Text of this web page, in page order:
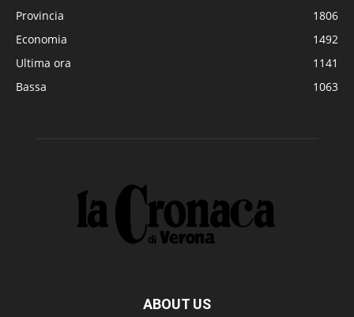
Provincia
1806
Economia
1492
Ultima ora
1141
Bassa
1063
ABOUT US